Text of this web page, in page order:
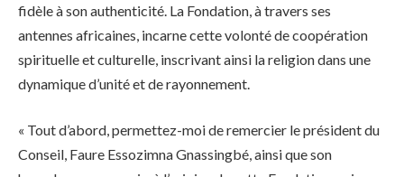
fidèle à son authenticité. La Fondation, à travers ses
antennes africaines, incarne cette volonté de coopération
spirituelle et culturelle, inscrivant ainsi la religion dans une
dynamique d’unité et de rayonnement.
« Tout d’abord, permettez-moi de remercier le président du
Conseil, Faure Essozimna Gnassingbé, ainsi que son